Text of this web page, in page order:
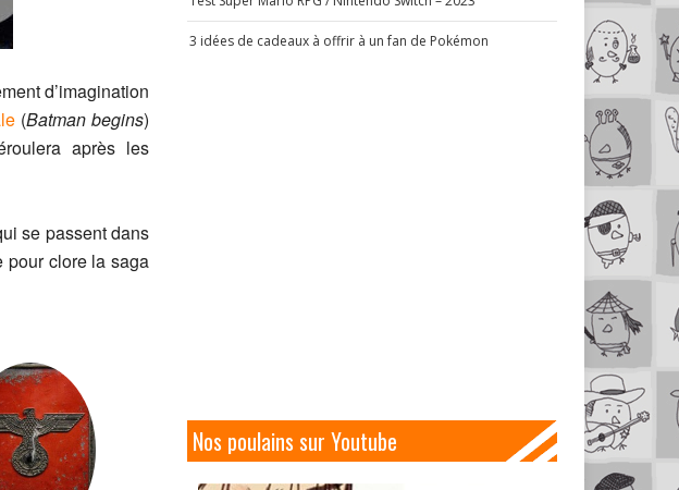
d’imagination
(Batman begins)
après les
se passent dans
pour clore la saga
3 idées de cadeaux à offrir à un fan de Pokémon
Nos poulains sur Youtube